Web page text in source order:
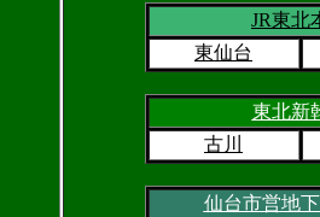
JR東北
東仙台
東北新
古川
仙台市営地